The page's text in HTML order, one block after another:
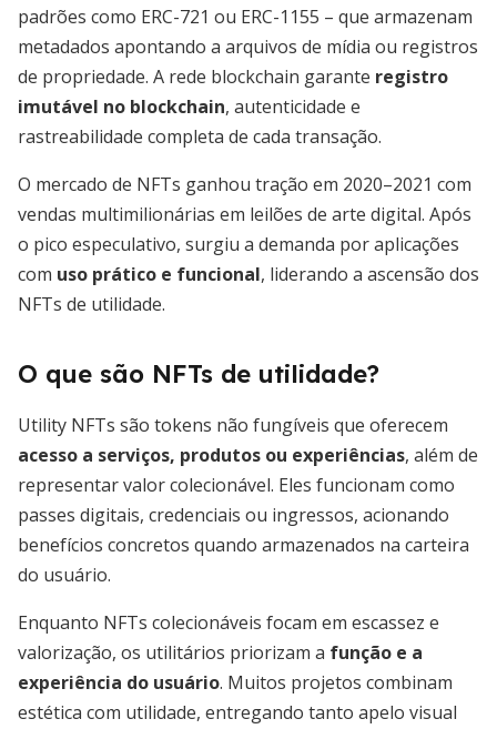
padrões como ERC-721 ou ERC-1155 – que armazenam
metadados apontando a arquivos de mídia ou registros
de propriedade. A rede blockchain garante registro
imutável no blockchain, autenticidade e
rastreabilidade completa de cada transação.
O mercado de NFTs ganhou tração em 2020–2021 com
vendas multimilionárias em leilões de arte digital. Após
o pico especulativo, surgiu a demanda por aplicações
com uso prático e funcional, liderando a ascensão dos
NFTs de utilidade.
O que são NFTs de utilidade?
Utility NFTs são tokens não fungíveis que oferecem
acesso a serviços, produtos ou experiências, além de
representar valor colecionável. Eles funcionam como
passes digitais, credenciais ou ingressos, acionando
benefícios concretos quando armazenados na carteira
do usuário.
Enquanto NFTs colecionáveis focam em escassez e
valorização, os utilitários priorizam a função e a
experiência do usuário. Muitos projetos combinam
estética com utilidade, entregando tanto apelo visual